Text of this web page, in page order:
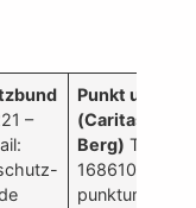
–
Punkt um!
(Caritas
Berg) Tel.:
16861012 E-